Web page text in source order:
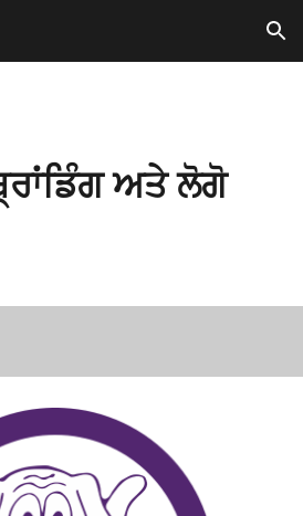
ਨੈਵੀਗੇਸ਼ਨ ਉੱਤੇ ਜਾਓ
ਅਤੇ ਲੋਗੋ